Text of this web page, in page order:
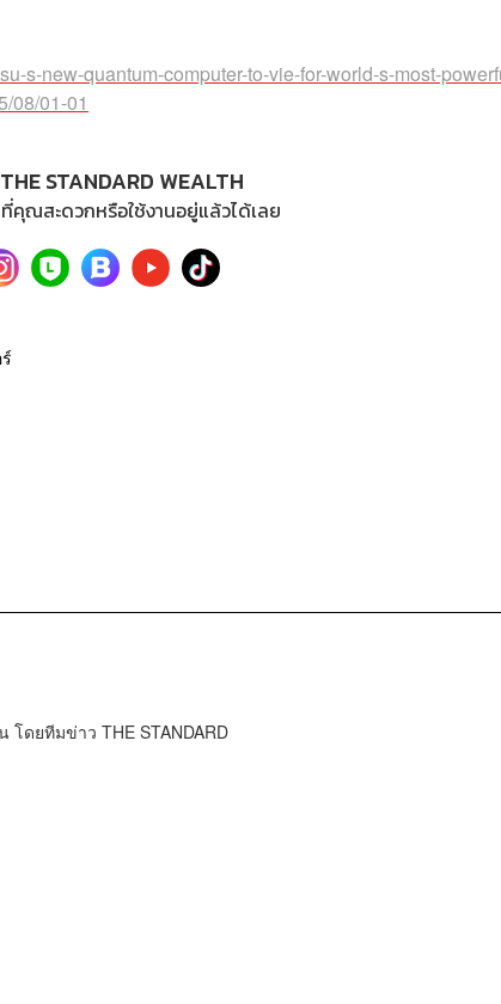
s-new-quantum-computer-to-vie-for-world-s-most-
08/01-01
STANDARD WEALTH
คุณสะดวกหรือใช้งานอยู่แล้วได้เลย
ดยทีมข่าว THE STANDARD